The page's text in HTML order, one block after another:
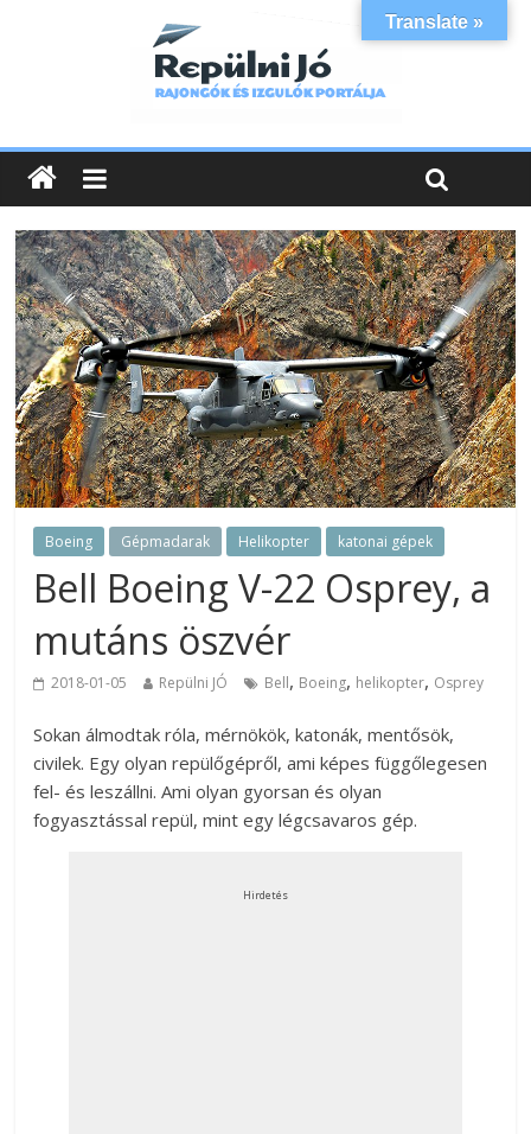
Boeing Gépmadarak Helikopter katonai gépek
Bell Boeing V-22 Osprey, a
mutáns öszvér
2018-01-05 Repülni JÓ Bell, Boeing, helikopter, Osprey
Sokan álmodtak róla, mérnökök, katonák, mentősök,
civilek. Egy olyan repülőgépről, ami képes függőlegesen
fel- és leszállni. Ami olyan gyorsan és olyan
fogyasztással repül, mint egy légcsavaros gép.
Hirdetés
Translate »